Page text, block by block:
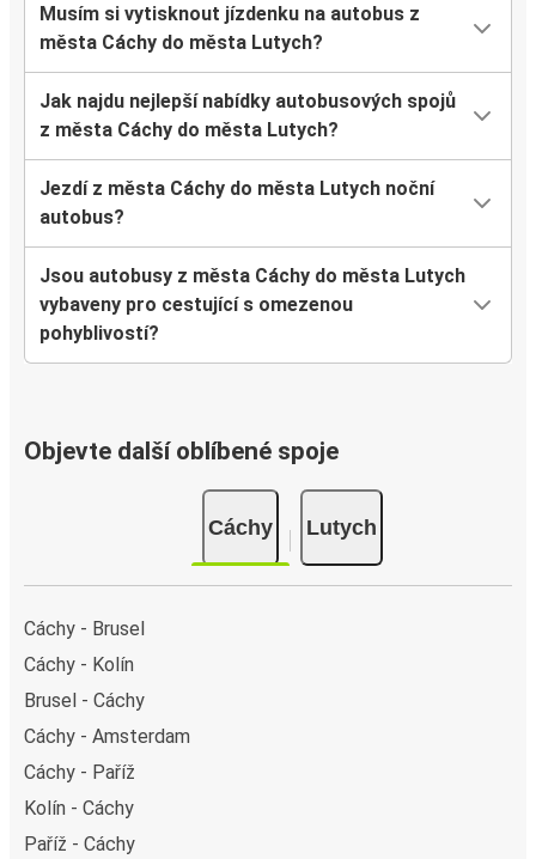
Musím si vytisknout jízdenku na autobus z
města Cáchy do města Lutych?
Jak najdu nejlepší nabídky autobusových spojů
z města Cáchy do města Lutych?
Jezdí z města Cáchy do města Lutych noční
autobus?
Jsou autobusy z města Cáchy do města Lutych
vybaveny pro cestující s omezenou
pohyblivostí?
Objevte další oblíbené spoje
Cáchy Lutych
Cáchy - Brusel
Cáchy - Kolín
Brusel - Cáchy
Cáchy - Amsterdam
Cáchy - Paříž
Kolín - Cáchy
Paříž - Cáchy